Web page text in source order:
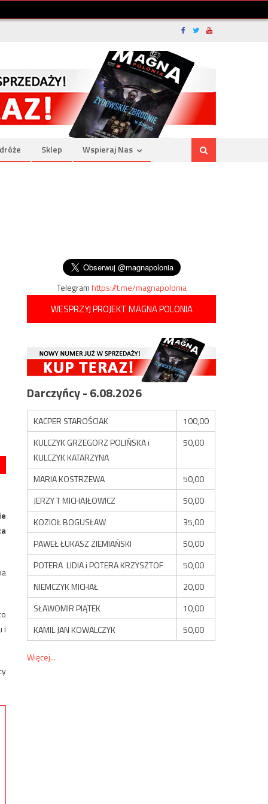
Sklep Wspieraj Nas
i
Telegramhttps://t.me/magnapolonia
WESPRZYJ PROJEKT MAGNA POLONIA
Darczyńcy - 6.08.2026
KACPER STAROŚCIAK
100,00
KULCZYK GRZEGORZ POLIŃSKA i
KULCZYK KATARZYNA
50,00
MARIA KOSTRZEWA
50,00
JERZY T MICHAJŁOWICZ
50,00
KOZIOŁ BOGUSŁAW
35,00
PAWEŁ ŁUKASZ ZIEMIAŃSKI
50,00
POTERA LIDIA i POTERA KRZYSZTOF
50,00
NIEMCZYK MICHAŁ
20,00
SŁAWOMIR PIĄTEK
10,00
KAMIL JAN KOWALCZYK
50,00
Więcej...